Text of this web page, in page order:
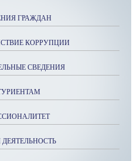
ГРАЖДАН
КОРРУПЦИИ
СВЕДЕНИЯ